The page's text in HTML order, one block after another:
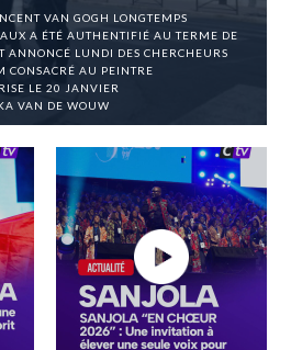
VAN GOGH LONGTEMPS
A ÉTÉ AUTHENTIFIÉ AU TERME DE
ANNONCÉ LUNDI DES CHERCHEURS
CONSACRÉ AU PEINTRE
LE 20 JANVIER
VAN DE WOUW